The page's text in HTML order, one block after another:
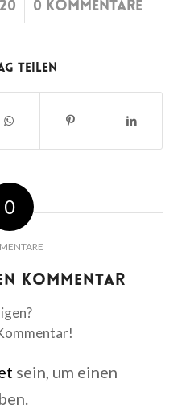
0 KOMMENTARE
teilen
0
Kommentar
sein, um einen